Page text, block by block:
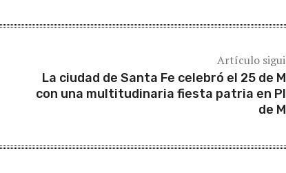
Artículo
La ciudad de Santa Fe celebró el 25 de
con una multitudinaria fiesta patria en
de